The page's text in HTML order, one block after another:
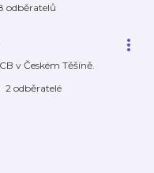
odběratelů
v Českém Těšíně.
2 odběratelé